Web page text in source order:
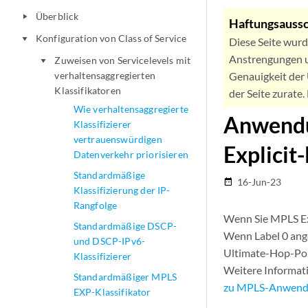
play_arrow Überblick
play_arrow Konfiguration von Class of Service
play_arrow
Zuweisen von Servicelevels mit
verhaltensaggregierten
Klassifikatoren
Wie verhaltensaggregierte
Klassifizierer
vertrauenswürdigen
Datenverkehr priorisieren
Standardmäßige
Klassifizierung der IP-
Rangfolge
Standardmäßige DSCP-
und DSCP-IPv6-
Klassifizierer
Standardmäßiger MPLS
EXP-Klassifikator
Diese Seite
Anstrengungen
Genauigkeit der
der Seite
date_range 16-Jun-23
Wenn Sie MPLS
Wenn Label 0
Ultimate-Hop-
Weitere
zu MPLS-